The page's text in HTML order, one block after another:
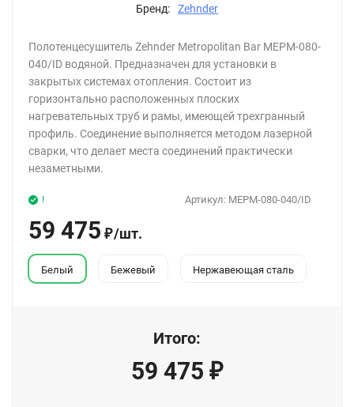
Бренд: Zehnder
Полотенцесушитель Zehnder Metropolitan Bar MEPM-080-
040/ID водяной. Предназначен для установки в
закрытых системах отопления. Состоит из
горизонтально расположенных плоских
нагревательных труб и рамы, имеющей трехгранный
профиль. Соединение выполняется методом лазерной
сварки, что делает места соединений практически
незаметными.
Артикул: MEPM-080-040/ID
!
59 475 ₽/шт.
Белый Бежевый Нержавеющая сталь
Итого:
59 475 ₽